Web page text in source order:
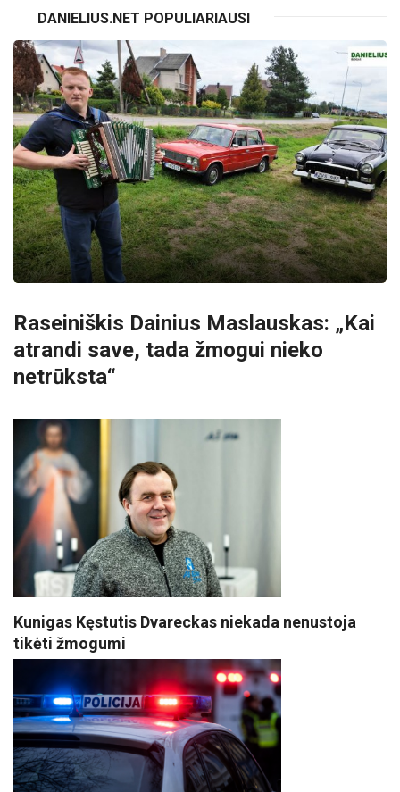
DANIELIUS.NET POPULIARIAUSI
Raseiniškis Dainius Maslauskas: „Kai
atrandi save, tada žmogui nieko
netrūksta“
Kunigas Kęstutis Dvareckas niekada nenustoja
tikėti žmogumi